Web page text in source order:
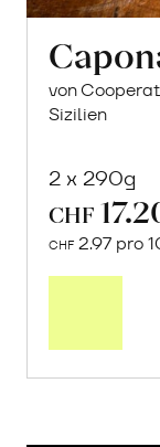
von
Sizilien
2 x 290g
CHF
CHF 2.97 pro